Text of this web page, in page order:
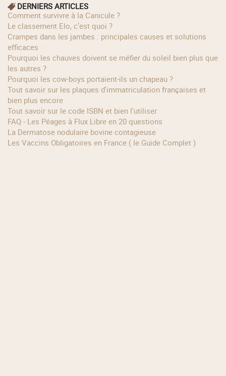
DERNIERS ARTICLES
Comment survivre à la Canicule ?
Le classement Elo, c’est quoi ?
Crampes dans les jambes : principales causes et solutions
efficaces
Pourquoi les chauves doivent se méfier du soleil bien plus que
les autres ?
Pourquoi les cow‑boys portaient‑ils un chapeau ?
Tout savoir sur les plaques d'immatriculation françaises et
bien plus encore
Tout savoir sur le code ISBN et bien l'utiliser
FAQ - Les Péages à Flux Libre en 20 questions
La Dermatose nodulaire bovine contagieuse
Les Vaccins Obligatoires en France ( le Guide Complet )